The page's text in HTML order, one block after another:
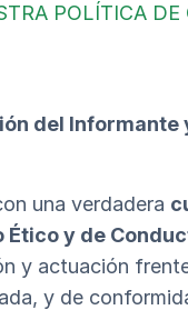
POLÍTICA
del Informante
una verdadera
y de
y actuación
y de